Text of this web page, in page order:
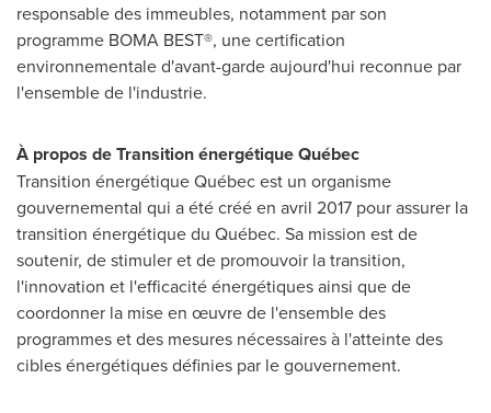
responsable des immeubles, notamment par son
programme BOMA BEST®, une certification
environnementale d'avant-garde aujourd'hui reconnue par
l'ensemble de l'industrie.
À propos de Transition énergétique Québec
Transition énergétique Québec est un organisme
gouvernemental qui a été créé en avril 2017 pour assurer la
transition énergétique du Québec. Sa mission est de
soutenir, de stimuler et de promouvoir la transition,
l'innovation et l'efficacité énergétiques ainsi que de
coordonner la mise en œuvre de l'ensemble des
programmes et des mesures nécessaires à l'atteinte des
cibles énergétiques définies par le gouvernement.